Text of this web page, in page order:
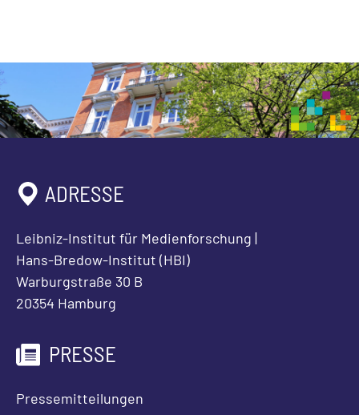
ADRESSE
Leibniz-Institut für Medienforschung |
Hans-Bredow-Institut (HBI)
Warburgstraße 30 B
20354 Hamburg
PRESSE
Pressemitteilungen